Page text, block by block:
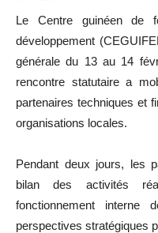
Le Centre guinéen de
développement
générale du 13 au 14
rencontre statutaire a
partenaires techniques et
organisations locales.
Pendant deux jours, les
bilan des activités
fonctionnement interne
perspectives stratégiques